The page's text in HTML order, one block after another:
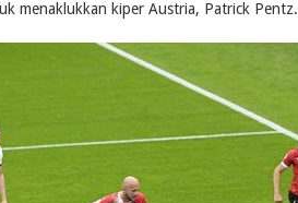
menaklukkan kiper Austria, Patrick Pentz.